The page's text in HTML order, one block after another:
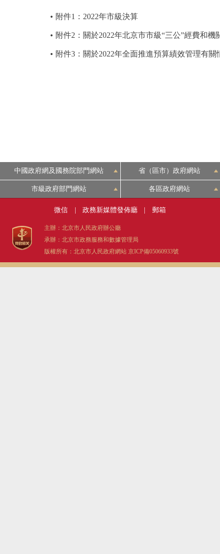
附件1：2022年市級決算
附件2：關於2022年北京市市級“三公”經費和
附件3：關於2022年全面推進預算績效管理有關
中國政府網及國務院部門網站 省（區市）政府網站
市級政府部門網站 各區政府網站
微信 政務新媒體發佈廳 郵箱
主辦：北京市人民政府辦公廳
承辦：北京市政務服務和數據管理局
版權所有：北京市人民政府網站 京ICP備05060933號